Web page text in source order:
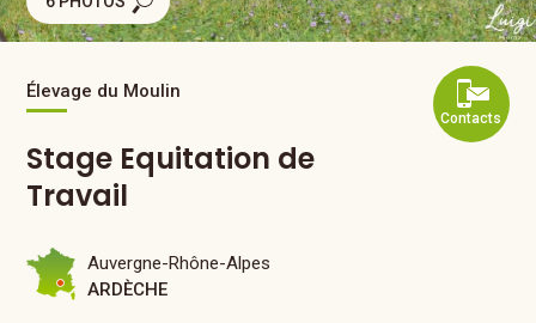
Contacts
Élevage du Moulin
Stage Equitation de
Travail
Auvergne-Rhône-Alpes
ARDÈCHE